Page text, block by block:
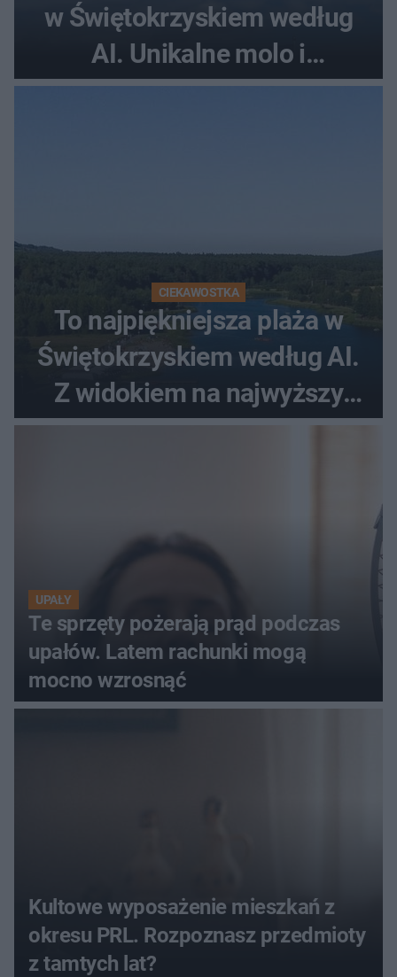
w Świętokrzyskiem według
AI. Unikalne molo i
promenada
CIEKAWOSTKA
To najpiękniejsza plaża w
Świętokrzyskiem według AI.
Z widokiem na najwyższy
szczyt Gór Świętokrzyskich
UPAŁY
Te sprzęty pożerają prąd podczas
upałów. Latem rachunki mogą
mocno wzrosnąć
Kultowe wyposażenie mieszkań z
okresu PRL. Rozpoznasz przedmioty
z tamtych lat?